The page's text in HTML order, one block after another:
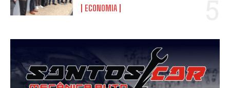
ECONOMIA